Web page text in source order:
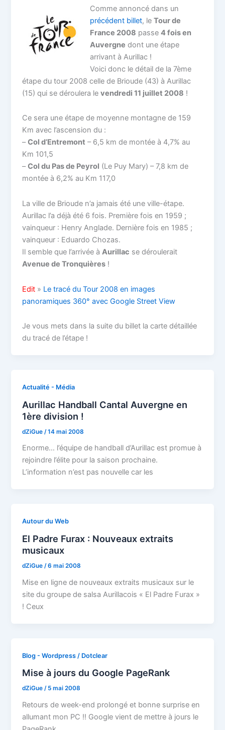
Comme annoncé dans un
précédent billet, le Tour de
France 2008 passe 4 fois en
Auvergne dont une étape
arrivant à Aurillac !
Voici donc le détail de la 7ème
étape du tour 2008 celle de Brioude (43) à Aurillac
(15) qui se déroulera levendredi 11 juillet 2008 !
Ce sera une étape de moyenne montagne de 159
Km avec l’ascension du :
–Col d’Entremont – 6,5 km de montée à 4,7% au
Km 101,5
–Col du Pas de Peyrol (Le Puy Mary) – 7,8 km de
montée à 6,2% au Km 117,0
La ville de Brioude n’a jamais été une ville-étape.
Aurillac l’a déjà été 6 fois. Première fois en 1959 ;
vainqueur : Henry Anglade. Dernière fois en 1985 ;
vainqueur : Eduardo Chozas.
Il semble que l’arrivée àAurillac se déroulerait
Avenue de Tronquières !
Edit » Le tracé du Tour 2008 en images
panoramiques 360° avec Google Street View
Je vous mets dans la suite du billet la carte détaillée
du tracé de l’étape !
Actualité - Média
Aurillac Handball Cantal Auvergne en
1ère division !
dZiGue /14 mai 2008
Enorme… l’équipe de handball d’Aurillac est promue à
rejoindre l’élite pour la saison prochaine.
L’information n’est pas nouvelle car les
Autour du Web
El Padre Furax : Nouveaux extraits
musicaux
dZiGue/6 mai 2008
Mise en ligne de nouveaux extraits musicaux sur le
site du groupe de salsa Aurillacois « El Padre Furax »
! Ceux
Blog - Wordpress / Dotclear
Mise à jours du Google PageRank
dZiGue/ 5 mai 2008
Retours de week-end prolongé et bonne surprise en
allumant mon PC !! Google vient de mettre à jours le